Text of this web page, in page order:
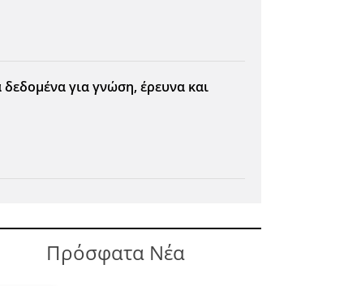
για γνώση, έρευνα και
Πρόσφατα Νέα